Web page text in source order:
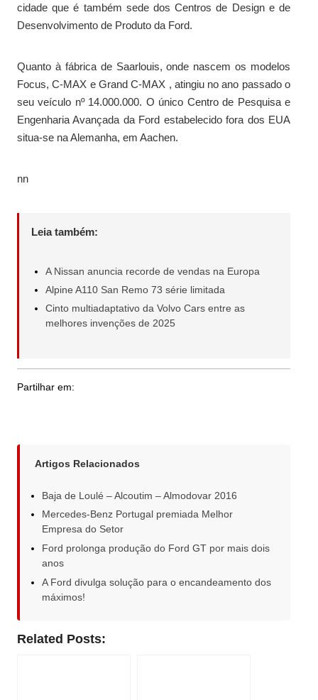
cidade que é também sede dos Centros de Design e de
Desenvolvimento de Produto da Ford.
Quanto à fábrica de Saarlouis, onde nascem os modelos
Focus, C-MAX e Grand C-MAX , atingiu no ano passado o
seu veículo nº 14.000.000. O único Centro de Pesquisa e
Engenharia Avançada da Ford estabelecido fora dos EUA
situa-se na Alemanha, em Aachen.
nn
Leia também:
A Nissan anuncia recorde de vendas na Europa
Alpine A110 San Remo 73 série limitada
Cinto multiadaptativo da Volvo Cars entre as
melhores invenções de 2025
Partilhar em:
Artigos Relacionados
Baja de Loulé – Alcoutim – Almodovar 2016
Mercedes-Benz Portugal premiada Melhor
Empresa do Setor
Ford prolonga produção do Ford GT por mais dois
anos
A Ford divulga solução para o encandeamento dos
máximos!
Related Posts: